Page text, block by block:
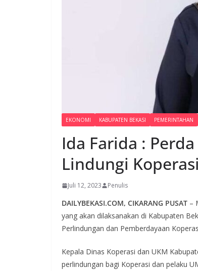
EKONOMI KABUPATEN BEKASI PEMERINTAHAN
Ida Farida :
Lindungi
Juli 12, 2023 Penulis
DAILYBEKASI.COM, CIKARANG PUSAT –
yang akan dilaksanakan di Kabupaten
Perlindungan dan Pemberdayaan
Kepala Dinas Koperasi dan UKM
perlindungan bagi Koperasi dan pelaku